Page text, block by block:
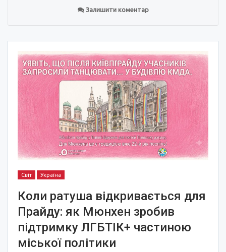
Залишити коментар
Світ Україна
Коли ратуша відкривається для
Прайду: як Мюнхен зробив
підтримку ЛГБТІК+ частиною
міської політики